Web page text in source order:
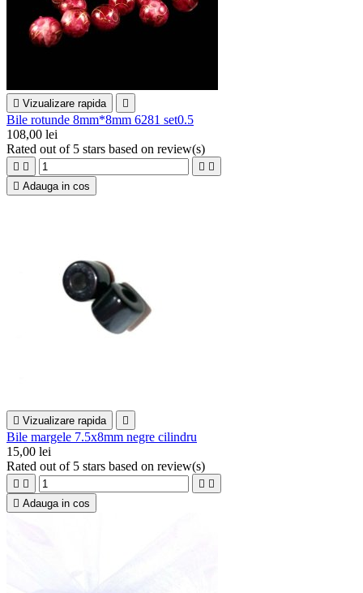
 Vizualizare rapida 
Bile rotunde 8mm*8mm 6281 set0.5
108,00 lei
Rated out of 5 stars based on review(s)
   
 Adauga in cos
 Vizualizare rapida 
Bile margele 7.5x8mm negre cilindru
15,00 lei
Rated out of 5 stars based on review(s)
   
 Adauga in cos